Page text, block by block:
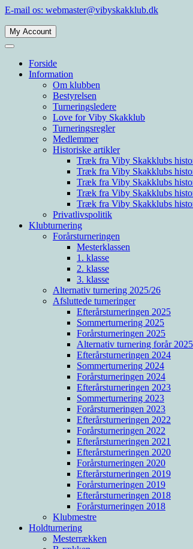
Spring
indhold
E-mail os: webmaster@vibyskakklub.dk
Viby Skakklub
Velkommen til Viby Skakklubs hjemmeside.
My Account
Forside
Information
Om klubben
Bestyrelsen
Turneringsledere
Love for Viby Skakklub
Turneringsregler
Medlemmer
Historiske artikler
Træk fra Viby Skakklubs
Træk fra Viby Skakklubs
Træk fra Viby Skakklubs
Træk fra Viby Skakklubs
Træk fra Viby Skakklubs
Privatlivspolitik
Klubturnering
Forårsturneringen
Mesterklassen
1. klasse
2. klasse
3. klasse
Alternativ turnering 2025/26
Afsluttede turneringer
Efterårsturneringen 2025
Sommerturnering 2025
Forårsturneringen 2025
Alternativ turnering forår 2025
Efterårsturneringen 2024
Sommerturnering 2024
Forårsturneringen 2024
Efterårsturneringen 2023
Sommerturnering 2023
Forårsturneringen 2023
Efterårsturneringen 2022
Forårsturneringen 2022
Efterårsturneringen 2021
Efterårsturneringen 2020
Forårsturneringen 2020
Efterårsturneringen 2019
Forårsturneringen 2019
Efterårsturneringen 2018
Forårsturneringen 2018
Klubmestre
Holdturnering
Mesterrækken